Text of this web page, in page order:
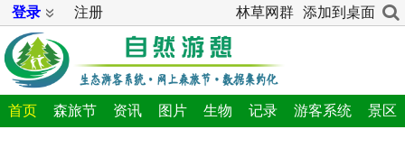
登录 注册 林草网群 添加到桌面
首页 森旅节 资讯 图片 生物 记录 游客系统 景区